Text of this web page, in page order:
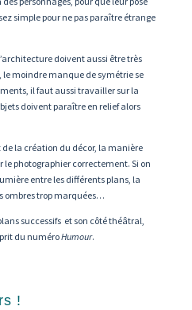
simple pour ne pas paraître étrange
doivent aussi être très
moindre manque de symétrie se
il faut aussi travailler sur la
doivent paraître en relief alors
la création du décor, la manière
le photographier correctement. Si on
entre les différents plans, la
ombres trop marquées…
successifs et son côté théâtral,
du numéroHumour.
!